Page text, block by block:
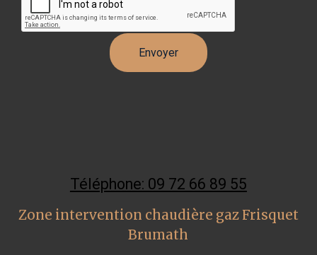
Téléphone: 09 72 66 89 55
Zone intervention chaudière gaz Frisquet
Brumath